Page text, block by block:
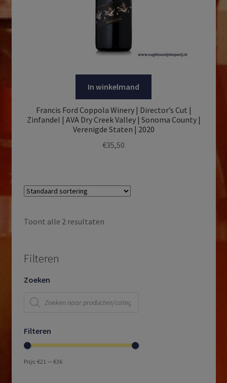
In winkelmand
Francis Ford Coppola Winery | Director’s Cut |
Zinfandel | AVA Dry Creek Valley | Sonoma County |
Verenigde Staten | 2020
€35,50
Toont alle 2 resultaten
Filteren
Zoeken
Producten
zoeken
Filteren
Prijs: €21— €36